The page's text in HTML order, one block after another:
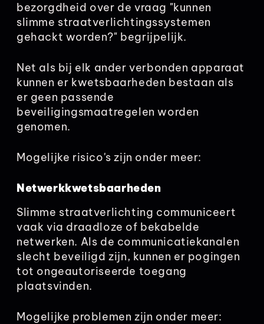
bezorgdheid over de vraag "kunnen
slimme straatverlichtingssystemen
gehackt worden?" begrijpelijk.
Net als bij elk ander verbonden apparaat
kunnen er kwetsbaarheden bestaan als
er geen passende
beveiligingsmaatregelen worden
genomen.
Mogelijke risico's zijn onder meer:
Netwerkkwetsbaarheden
Slimme straatverlichting communiceert
vaak via draadloze of bekabelde
netwerken. Als de communicatiekanalen
slecht beveiligd zijn, kunnen er pogingen
tot ongeautoriseerde toegang
plaatsvinden.
Mogelijke problemen zijn onder meer: